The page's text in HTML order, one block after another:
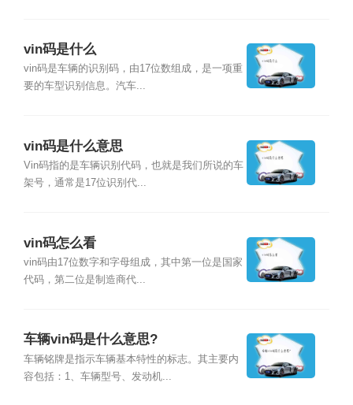
vin码是什么
vin码是车辆的识别码，由17位数组成，是一项重
要的车型识别信息。汽车...
vin码是什么意思
Vin码指的是车辆识别代码，也就是我们所说的车
架号，通常是17位识别代...
vin码怎么看
vin码由17位数字和字母组成，其中第一位是国家
代码，第二位是制造商代...
车辆vin码是什么意思?
车辆铭牌是指示车辆基本特性的标志。其主要内
容包括：1、车辆型号、发动机...